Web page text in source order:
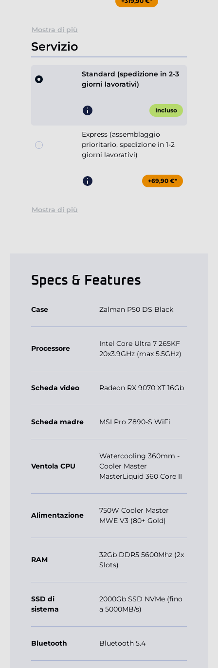
Mostra di più
Servizio
Standard (spedizione in 2-3
giorni lavorativi)
Incluso
Express (assemblaggio
prioritario, spedizione in 1-2
giorni lavorativi)
+69,90 €*
Mostra di più
Specs & Features
Case Zalman P50 DS Black
Processore
Intel Core Ultra 7 265KF
20x3.9GHz (max 5.5GHz)
Scheda video Radeon RX 9070 XT 16Gb
Scheda madre MSI Pro Z890-S WiFi
Ventola CPU
Watercooling 360mm -
Cooler Master
MasterLiquid 360 Core II
Alimentazione
750W Cooler Master
MWE V3 (80+ Gold)
RAM
32Gb DDR5 5600Mhz (2x
Slots)
SSD di
sistema
2000Gb SSD NVMe (fino
a 5000MB/s)
Bluetooth Bluetooth 5.4